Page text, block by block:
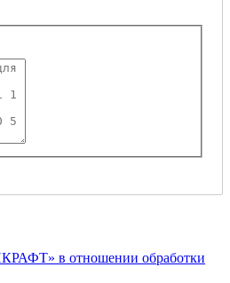
в отношении обработки